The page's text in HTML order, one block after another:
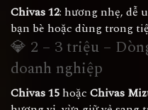
Chivas 12: hương nhẹ, dễ
bạn bè hoặc dùng trong
💎 2 – 3 triệu –
doanh nghiệp
Chivas 15hoặc Chivas